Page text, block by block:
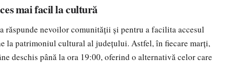
mai facil la cultură
răspunde nevoilor comunității și pentru a facilita accesul
la patrimoniul cultural al județului. Astfel, în fiecare marți,
deschis până la ora 19:00, oferind o alternativă celor care